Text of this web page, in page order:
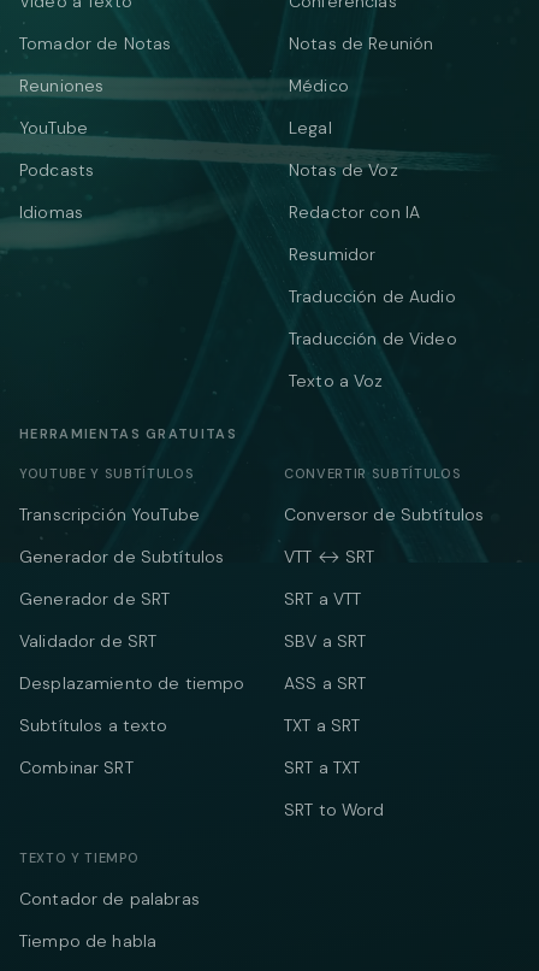
Tomador de Notas
Reuniones
YouTube
Podcasts
Idiomas
Notas de Reunión
Médico
Legal
Notas de Voz
Redactor con IA
Resumidor
Traducción de Audio
Traducción de Video
Texto a Voz
HERRAMIENTAS GRATUITAS
YOUTUBE Y SUBTÍTULOS
Transcripción YouTube
Generador de Subtítulos
Generador de SRT
Validador de SRT
Desplazamiento de tiempo
Subtítulos a texto
Combinar SRT
CONVERTIR SUBTÍTULOS
Conversor de Subtítulos
VTT ↔ SRT
SRT a VTT
SBV a SRT
ASS a SRT
TXT a SRT
SRT a TXT
SRT to Word
TEXTO Y TIEMPO
Contador de palabras
Tiempo de habla